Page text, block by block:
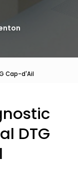
Cap-d'Ail
DTG